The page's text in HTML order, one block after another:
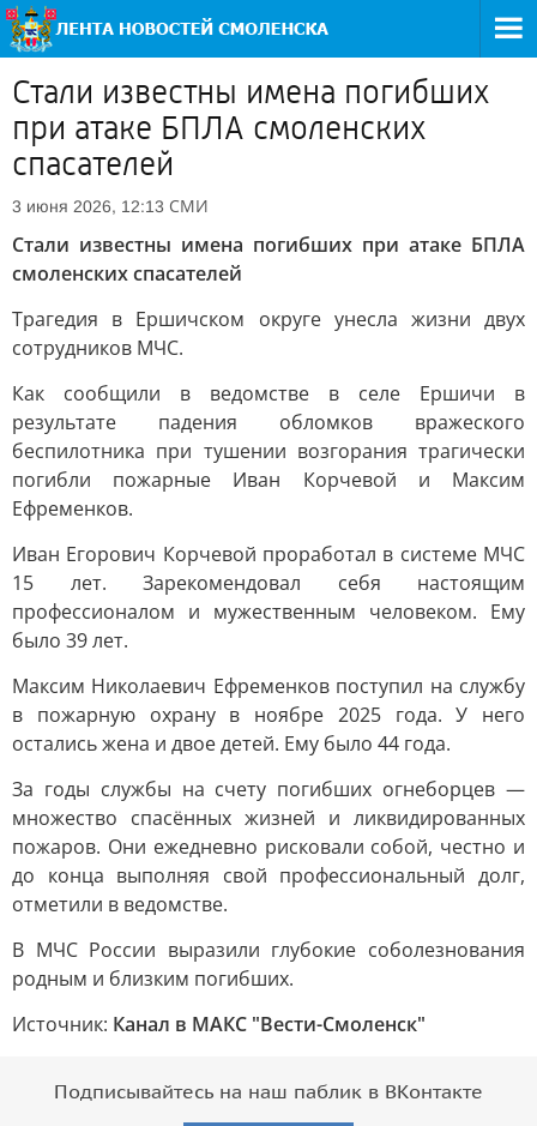
Стали известны имена погибших
при атаке БПЛА смоленских
спасателей
3 июня 2026, 12:13 СМИ
Стали известны имена погибших при атаке БПЛА
смоленских спасателей
Трагедия в Ершичском округе унесла жизни двух
сотрудников МЧС.
Как сообщили в ведомстве в селе Ершичи в
результате падения обломков вражеского
беспилотника при тушении возгорания трагически
погибли пожарные Иван Корчевой и Максим
Ефременков.
Иван Егорович Корчевой проработал в системе МЧС
15 лет. Зарекомендовал себя настоящим
профессионалом и мужественным человеком. Ему
было 39 лет.
Максим Николаевич Ефременков поступил на службу
в пожарную охрану в ноябре 2025 года. У него
остались жена и двое детей. Ему было 44 года.
За годы службы на счету погибших огнеборцев —
множество спасённых жизней и ликвидированных
пожаров. Они ежедневно рисковали собой, честно и
до конца выполняя свой профессиональный долг,
отметили в ведомстве.
В МЧС России выразили глубокие соболезнования
родным и близким погибших.
Источник: Канал в МАКС "Вести-Смоленск"
Подписывайтесь на наш паблик в ВКонтакте